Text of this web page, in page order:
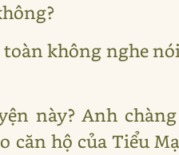
không nghe
này? Anh
căn hộ của Tiểu